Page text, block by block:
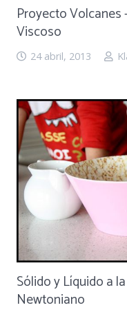
Proyecto Volcanes
Viscoso
24 abril, 2013
Sólido y Líquido a
Newtoniano